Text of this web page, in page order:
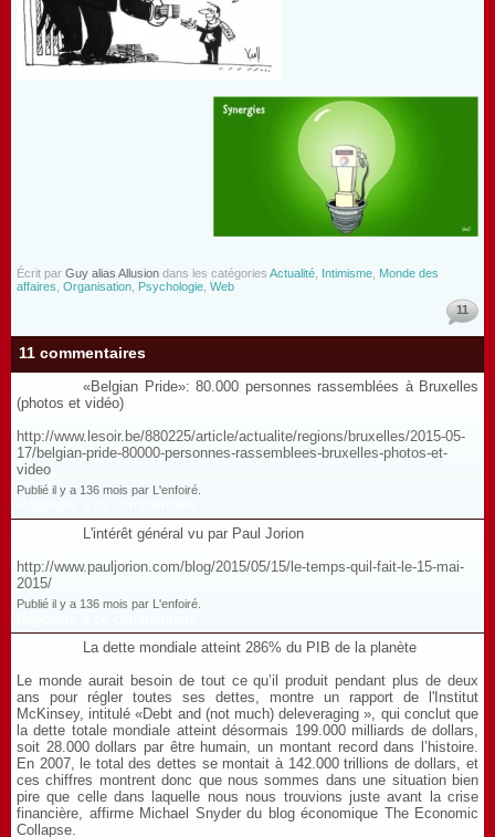
Écrit par Guy alias Allusion dans les catégories Actualité Intimisme Monde des
affaires Organisation Psychologie Web
11
11 commentaires
«Belgian Pride»: 80.000 personnes rassemblées à Bruxelles
(photos et vidéo)
http://www.lesoir.be/880225/article/actualite/regions/bruxelles/2015-05-
17/belgian-pride-80000-personnes-rassemblees-bruxelles-photos-et-
video
Publié il y a 136 mois par L'enfoiré.
L'intérêt général vu par Paul Jorion
http://www.pauljorion.com/blog/2015/05/15/le-temps-quil-fait-le-15-mai-
2015/
Publié il y a 136 mois par L'enfoiré.
La dette mondiale atteint 286% du PIB de la planète
Le monde aurait besoin de tout ce qu’il produit pendant plus de deux
ans pour régler toutes ses dettes, montre un rapport de l'Institut
McKinsey, intitulé «Debt and (not much) deleveraging », qui conclut que
la dette totale mondiale atteint désormais 199.000 milliards de dollars,
soit 28.000 dollars par être humain, un montant record dans l’histoire.
En 2007, le total des dettes se montait à 142.000 trillions de dollars, et
ces chiffres montrent donc que nous sommes dans une situation bien
pire que celle dans laquelle nous nous trouvions juste avant la crise
financière, affirme Michael Snyder du blog économique The Economic
Collapse.